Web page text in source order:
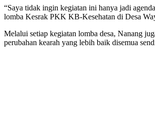
“Saya tidak ingin kegiatan ini hanya jadi
lomba Kesrak PKK KB-Kesehatan di Desa
Melalui setiap kegiatan lomba desa, Nanang
perubahan kearah yang lebih baik disemua